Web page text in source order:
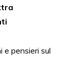
e pensieri sul